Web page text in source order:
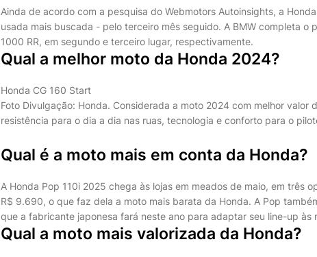
Ainda de acordo com a pesquisa do Webmotors Autoinsights, a
usada mais buscada - pelo terceiro mês seguido. A BMW completa o
1000 RR, em segundo e terceiro lugar, respectivamente.
Qual a melhor moto da Honda 2024?
Honda CG 160 Start
Foto Divulgação: Honda. Considerada a moto 2024 com melhor valor
resistência para o dia a dia nas ruas, tecnologia e conforto para o
Qual é a moto mais em conta da Honda?
A Honda Pop 110i 2025 chega às lojas em meados de maio, em três
R$ 9.690, o que faz dela a moto mais barata da Honda. A Pop
que a fabricante japonesa fará neste ano para adaptar seu line-up às
Qual a moto mais valorizada da Honda?